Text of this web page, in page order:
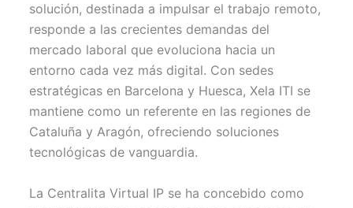
solución, destinada a impulsar el trabajo remoto,
responde a las crecientes demandas del
mercado laboral que evoluciona hacia un
entorno cada vez más digital. Con sedes
estratégicas en Barcelona y Huesca, Xela ITI se
mantiene como un referente en las regiones de
Cataluña y Aragón, ofreciendo soluciones
tecnológicas de vanguardia.
La Centralita Virtual IP se ha concebido como